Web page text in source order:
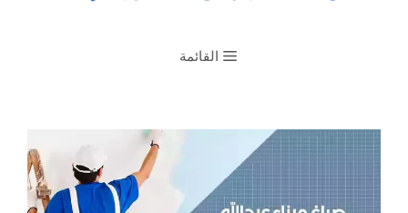
القائمة